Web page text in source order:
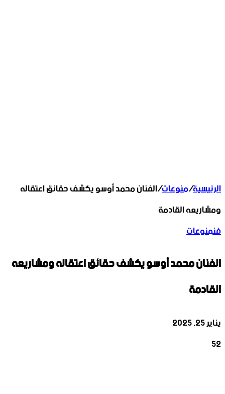
الرئيسية/منوعات/الفنان محمد أوسو يكشف حقائق اعتقاله
ومشاريعه القادمة
فنمنوعات
الفنان محمد أوسو يكشف حقائق اعتقاله ومشاريعه
القادمة
يناير 25, 2025
52